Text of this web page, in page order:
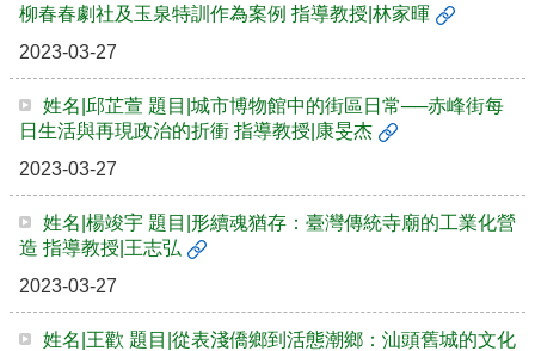
柳春春劇社及玉泉特訓作為案例 指導教授|林家暉
2023-03-27
姓名|邱芷萱 題目|城市博物館中的街區日常──赤峰街每
日生活與再現政治的折衝 指導教授|康旻杰
2023-03-27
姓名|楊竣宇 題目|形續魂猶存：臺灣傳統寺廟的工業化營
造 指導教授|王志弘
2023-03-27
姓名|王歡 題目|從表淺僑鄉到活態潮鄉：汕頭舊城的文化